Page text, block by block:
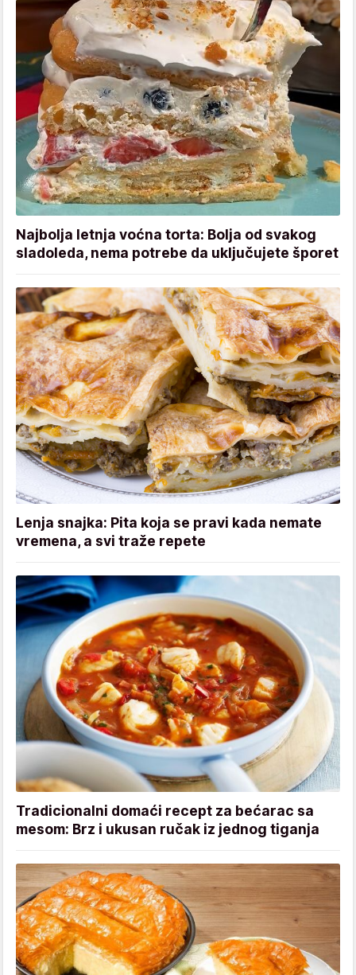
Najbolja letnja voćna torta: Bolja od svakog
sladoleda, nema potrebe da uključujete šporet
Lenja snajka: Pita koja se pravi kada nemate
vremena, a svi traže repete
Tradicionalni domaći recept za bećarac sa
mesom: Brz i ukusan ručak iz jednog tiganja